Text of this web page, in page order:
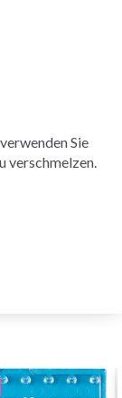
Sie
verschmelzen.